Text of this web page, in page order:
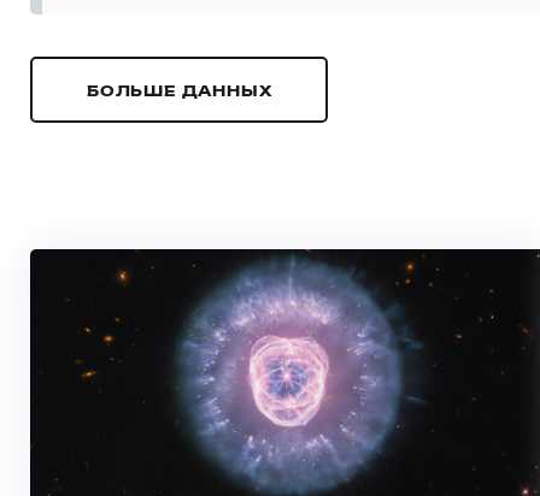
БОЛЬШЕ ДАННЫХ